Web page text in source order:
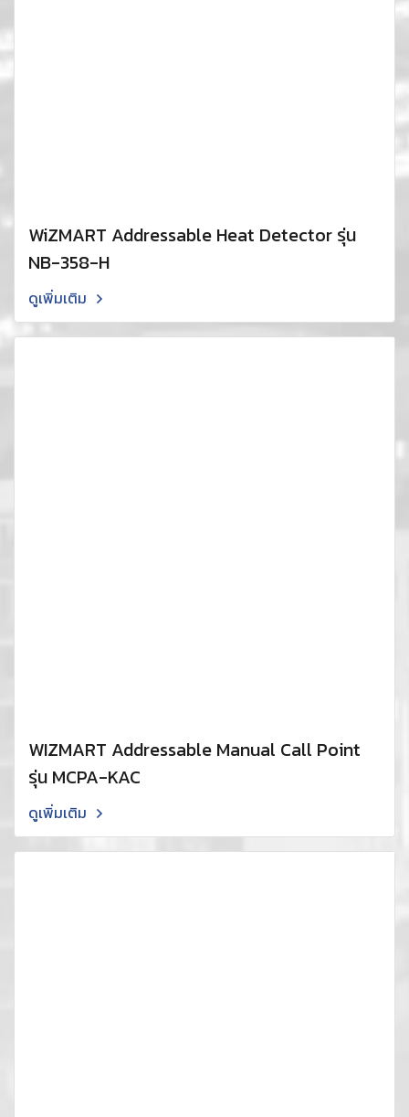
WiZMART Addressable Heat Detector รุ่น
NB-358-H
ดูเพิ่มเติม
WIZMART Addressable Manual Call Point
รุ่น MCPA-KAC
ดูเพิ่มเติม